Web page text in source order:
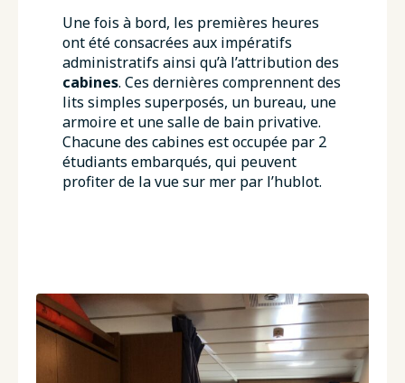
Une fois à bord, les premières heures
ont été consacrées aux impératifs
administratifs ainsi qu’à l’attribution des
cabines. Ces dernières comprennent des
lits simples superposés, un bureau, une
armoire et une salle de bain privative.
Chacune des cabines est occupée par 2
étudiants embarqués, qui peuvent
profiter de la vue sur mer par l’hublot.